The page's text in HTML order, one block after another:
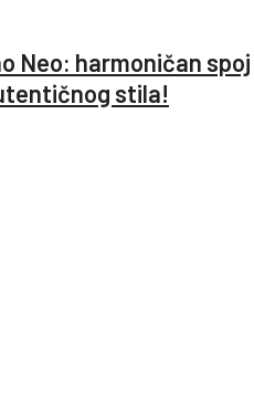
Neo: harmoničan spoj
stila!